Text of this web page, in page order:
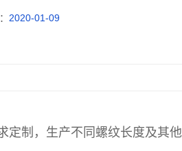
2020-01-09
定制，生产不同螺纹长度及其